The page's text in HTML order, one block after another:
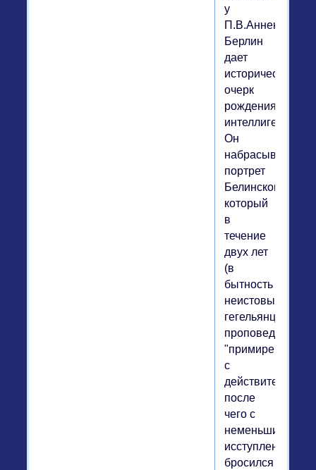
у
П.В.Анненкова)
Берлин
дает
исторический
очерк
рождения
интеллигенции.
Он
набрасывает
портрет
Белинского,
который
в
течение
двух лет
(в
бытность
неистовым
гегельянцем)
проповедовал
"примирение
с
после
чего с
неменьшим
исступлением
бросился